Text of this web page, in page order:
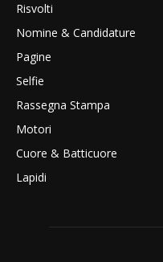
Risvolti
Nomine & Candidature
Pagine
Selfie
Rassegna Stampa
Motori
Cuore & Batticuore
Lapidi